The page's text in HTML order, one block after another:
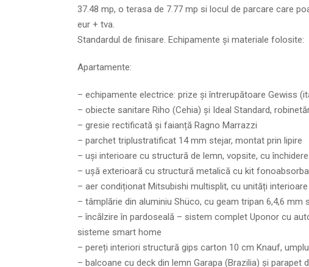
37.48 mp, o terasa de 7.77 mp si locul de parcare care
eur + tva.
Standardul de finisare. Echipamente și materiale folosite:
Apartamente:
– echipamente electrice: prize și întrerupătoare Gewiss
– obiecte sanitare Riho (Cehia) și Ideal Standard,
– gresie rectificată și faianță Ragno Marrazzi
– parchet triplustratificat 14 mm stejar, montat prin lipire
– uși interioare cu structură de lemn, vopsite, cu
– ușă exterioară cu structură metalică cu kit
– aer condiționat Mitsubishi multisplit, cu unități
– tâmplărie din aluminiu Shüco, cu geam tripan 6,4,6
– încălzire în pardoseală – sistem complet Uponor cu
sisteme smart home
– pereți interiori structură gips carton 10 cm Knauf,
– balcoane cu deck din lemn Garapa (Brazilia) și